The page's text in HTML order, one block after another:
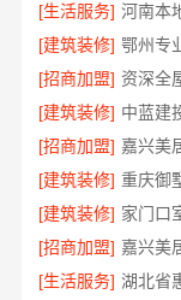
[生活服务] 河南本
[建筑装修] 鄂州专
[招商加盟]
[建筑装修]
[招商加盟]
[建筑装修]
[建筑装修]
[招商加盟] 嘉兴美
[生活服务]